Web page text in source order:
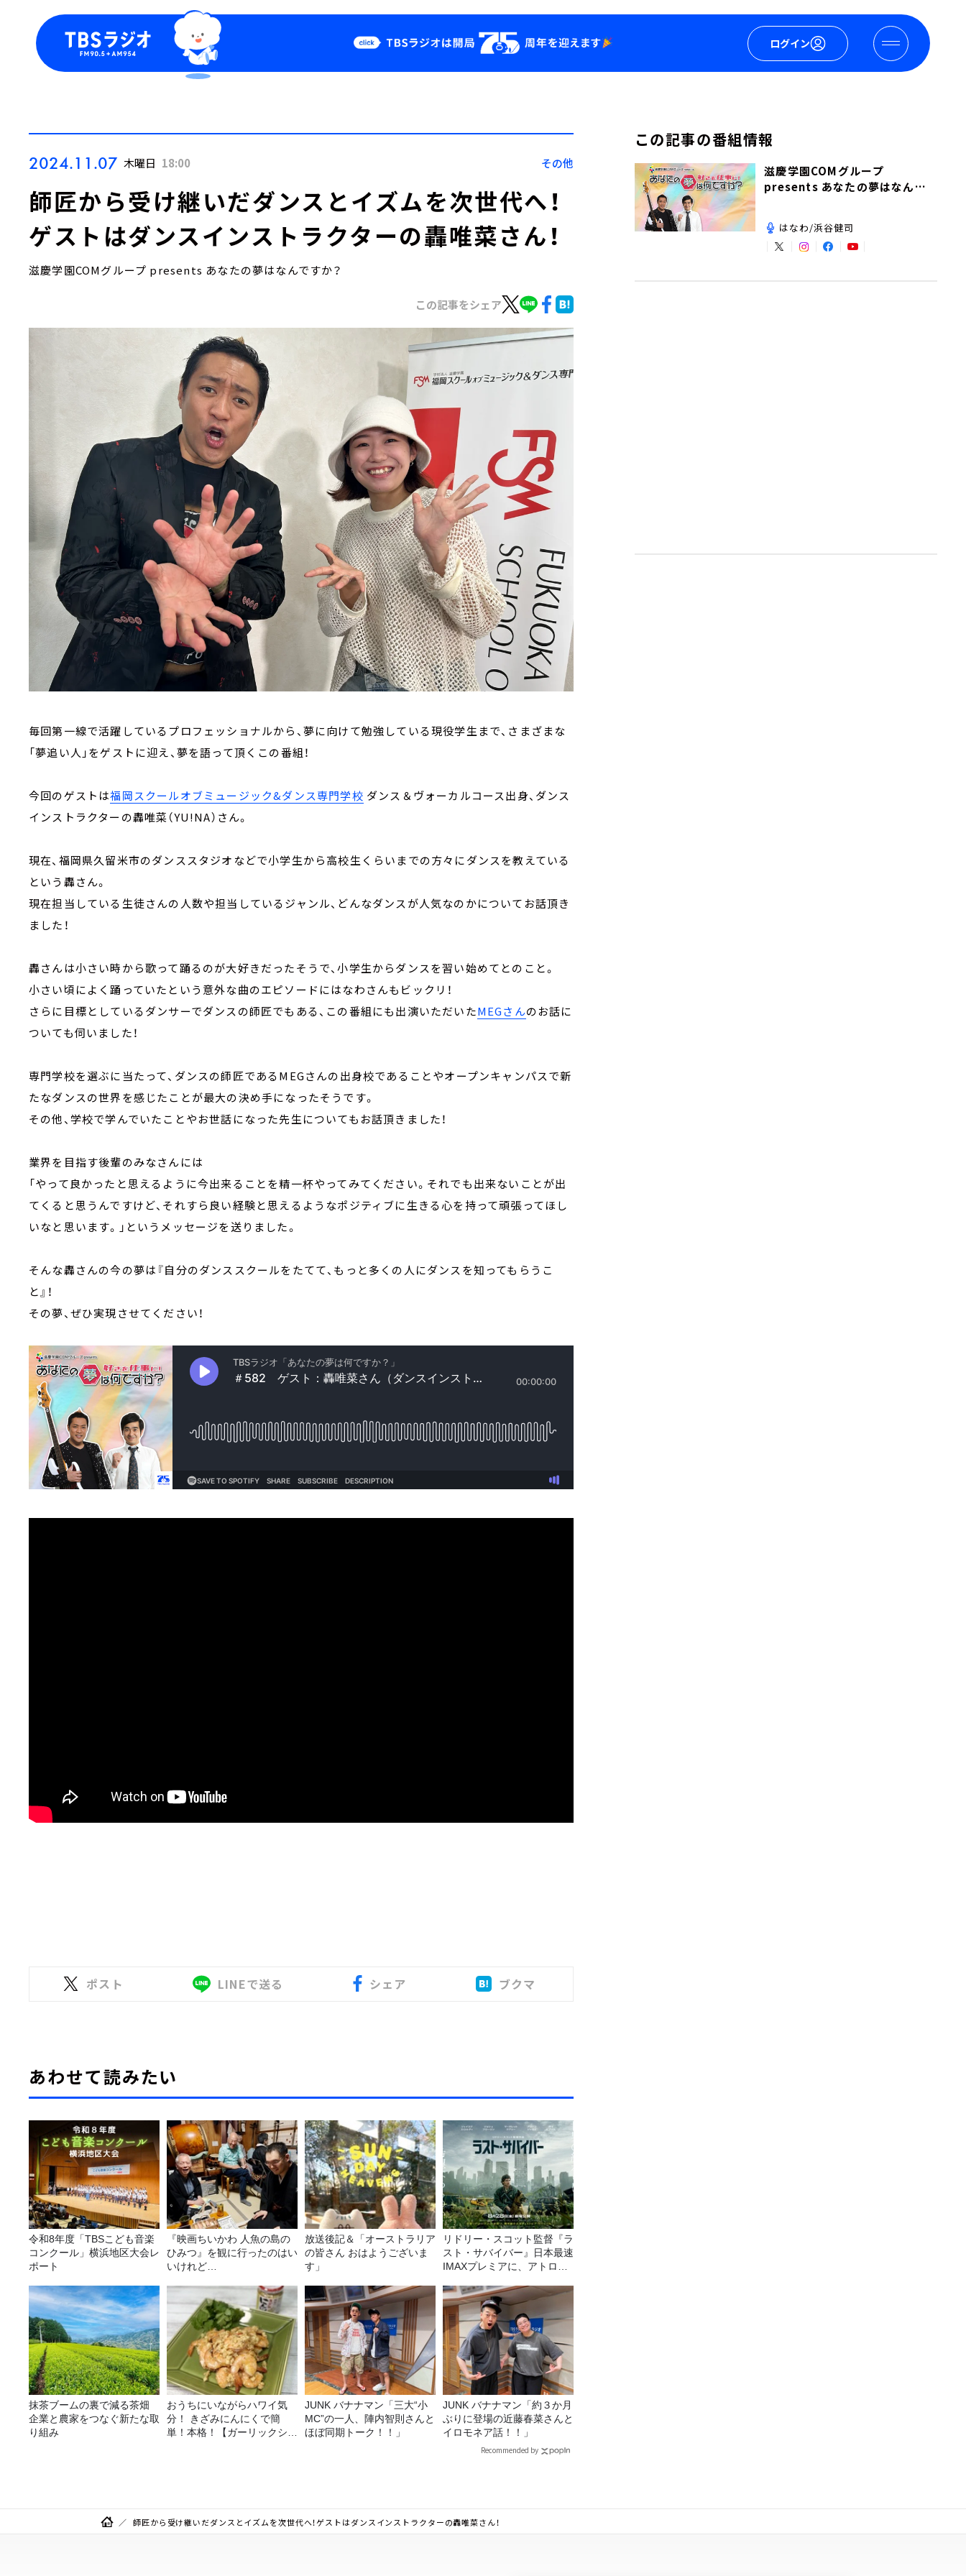
ログイン
Podcast
YouTube
2024.11.07 木曜日 18:00 その他
師匠から受け継いだダンスとイズムを次世代へ！
ゲストはダンスインストラクターの轟唯菜さん！
滋慶学園COMグループ presents あなたの夢はなんですか？
この記事をシェア
毎回第一線で活躍しているプロフェッショナルから、夢に向けて勉強している現役学生まで、さまざまな
「夢追い人」をゲストに迎え、夢を語って頂くこの番組！
今回のゲストは福岡スクールオブミュージック&ダンス専門学校 ダンス＆ヴォーカルコース出身、ダンス
インストラクターの轟唯菜（YU!NA）さん。
現在、福岡県久留米市のダンススタジオなどで小学生から高校生くらいまでの方々にダンスを教えている
という轟さん。
現在担当している生徒さんの人数や担当しているジャンル、どんなダンスが人気なのかについてお話頂き
ました！
轟さんは小さい時から歌って踊るのが大好きだったそうで、小学生からダンスを習い始めてとのこと。
小さい頃によく踊っていたという意外な曲のエピソードにはなわさんもビックリ！
さらに目標としているダンサーでダンスの師匠でもある、この番組にも出演いただいたMEGさんのお話に
ついても伺いました！
専門学校を選ぶに当たって、ダンスの師匠であるMEGさんの出身校であることやオープンキャンパスで新
たなダンスの世界を感じたことが最大の決め手になったそうです。
その他、学校で学んでいたことやお世話になった先生についてもお話頂きました！
業界を目指す後輩のみなさんには
「やって良かったと思えるように今出来ることを精一杯やってみてください。それでも出来ないことが出
てくると思うんですけど、それすら良い経験と思えるようなポジティブに生きる心を持って頑張ってほし
いなと思います。」というメッセージを送りました。
そんな轟さんの今の夢は『自分のダンススクールをたてて、もっと多くの人にダンスを知ってもらうこ
と』！
その夢、ぜひ実現させてください！
ポスト LINEで送る シェア ブクマ
あわせて読みたい
令和8年度「TBSこども音楽
コンクール」横浜地区大会レ
ポート
『映画ちいかわ 人魚の島の
ひみつ』を観に行ったのはい
いけれど…
放送後記＆「オーストラリア
の皆さん おはようございま
す」
リドリー・スコット監督『ラ
スト・サバイバー』日本最速
IMAXプレミアに、アトロク
抹茶ブームの裏で減る茶畑
企業と農家をつなぐ新たな取
り組み
おうちにいながらハワイ気
分！ きざみにんにくで簡
単！本格！【ガーリックシュ
JUNK バナナマン「三大“小
MC”の一人、陣内智則さんと
ほぼ同期トーク！！」
JUNK バナナマン「約３か月
ぶりに登場の近藤春菜さんと
イロモネア話！！」
Recommended by
この記事の番組情報
滋慶学園COMグループ
presents あなたの夢はなんで
はなわ/浜谷健司
師匠から受け継いだダンスとイズムを次世代へ！ゲストはダンスインストラクターの轟唯菜さん！